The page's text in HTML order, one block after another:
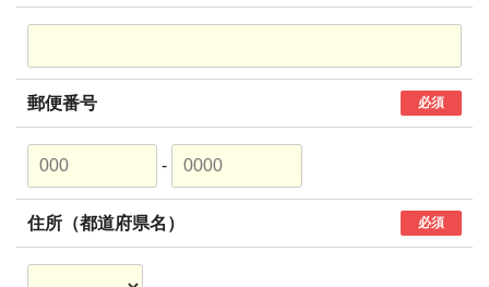
郵便番号 必須
-
住所（都道府県名） 必須